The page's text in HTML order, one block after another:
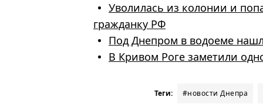
Уволилась из колонии и
гражданку РФ
Под Днепром в водоеме
В Кривом Роге заметили
Теги: #новости Днепра